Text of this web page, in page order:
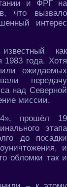
и ФРГ на
что вызвало
интерес
как
1983 года. Хотя
ожидаемых
передачу
над Северной
миссии.
прошёл 19
этапа
до посадки
и
обломки так и